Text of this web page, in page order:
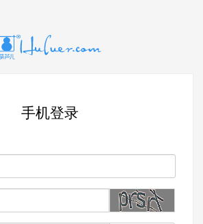
手机登录